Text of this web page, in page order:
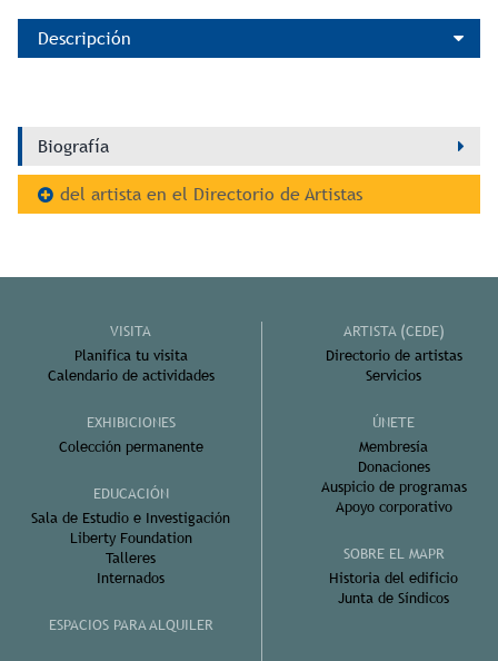
Descripción
Biografía
del artista en el Directorio de Artistas
VISITA
Planifica tu visita
Calendario de actividades
EXHIBICIONES
Colección permanente
EDUCACIÓN
Sala de Estudio e Investigación
Liberty Foundation
Talleres
Internados
ESPACIOS PARA ALQUILER
ARTISTA (CEDE)
Directorio de artistas
Servicios
ÚNETE
Membresía
Donaciones
Auspicio de programas
Apoyo corporativo
SOBRE EL MAPR
Historia del edificio
Junta de Síndicos